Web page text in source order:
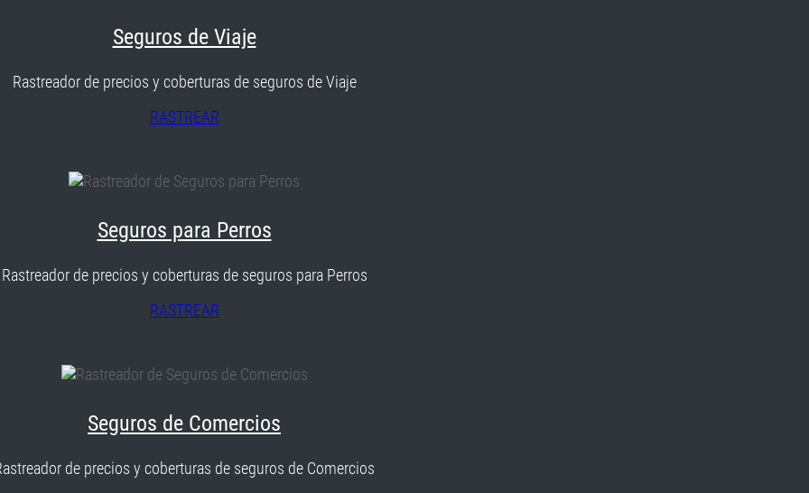
Seguros de Viaje
Rastreador de precios y coberturas de seguros de Viaje
RASTREAR
Seguros para Perros
Rastreador de precios y coberturas de seguros para Perros
RASTREAR
Seguros de Comercios
de precios y coberturas de seguros de Comercios